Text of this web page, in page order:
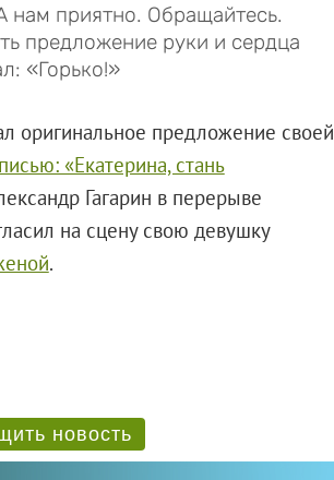
нам приятно. Обращайтесь.
предложение руки и сердца
«Горько!»
оригинальное предложение своей
«Екатерина, стань
Гагарин в перерыве
на сцену свою девушку
.
новость